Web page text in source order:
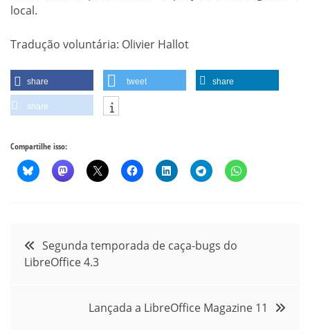
local.
Tradução voluntária: Olivier Hallot
share tweet share
share
Compartilhe isso:
Navegação
de
Segunda temporada de caça-bugs do
LibreOffice 4.3
Lançada a LibreOffice Magazine 11